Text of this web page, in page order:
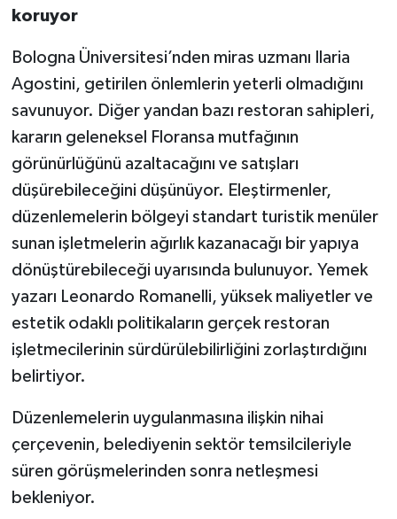
koruyor
Bologna Üniversitesi’nden miras uzmanı Ilaria
Agostini, getirilen önlemlerin yeterli olmadığını
savunuyor. Diğer yandan bazı restoran sahipleri,
kararın geleneksel Floransa mutfağının
görünürlüğünü azaltacağını ve satışları
düşürebileceğini düşünüyor. Eleştirmenler,
düzenlemelerin bölgeyi standart turistik menüler
sunan işletmelerin ağırlık kazanacağı bir yapıya
dönüştürebileceği uyarısında bulunuyor. Yemek
yazarı Leonardo Romanelli, yüksek maliyetler ve
estetik odaklı politikaların gerçek restoran
işletmecilerinin sürdürülebilirliğini zorlaştırdığını
belirtiyor.
Düzenlemelerin uygulanmasına ilişkin nihai
çerçevenin, belediyenin sektör temsilcileriyle
süren görüşmelerinden sonra netleşmesi
bekleniyor.